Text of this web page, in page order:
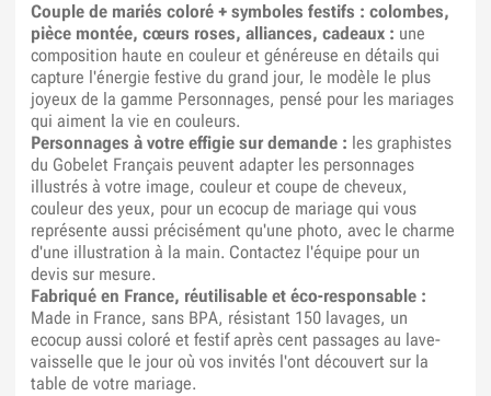
Couple de mariés coloré + symboles festifs : colombes,
pièce montée, cœurs roses, alliances, cadeaux : une
composition haute en couleur et généreuse en détails qui
capture l'énergie festive du grand jour, le modèle le plus
joyeux de la gamme Personnages, pensé pour les mariages
qui aiment la vie en couleurs.
Personnages à votre effigie sur demande : les graphistes
du Gobelet Français peuvent adapter les personnages
illustrés à votre image, couleur et coupe de cheveux,
couleur des yeux, pour un ecocup de mariage qui vous
représente aussi précisément qu'une photo, avec le charme
d'une illustration à la main. Contactez l'équipe pour un
devis sur mesure.
Fabriqué en France, réutilisable et éco-responsable :
Made in France, sans BPA, résistant 150 lavages, un
ecocup aussi coloré et festif après cent passages au lave-
vaisselle que le jour où vos invités l'ont découvert sur la
table de votre mariage.